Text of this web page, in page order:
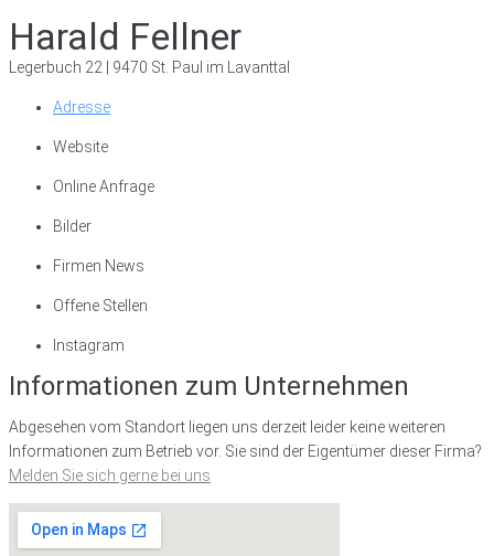
Harald Fellner
Legerbuch 22 | 9470 St. Paul im Lavanttal
Adresse
Website
Online Anfrage
Bilder
Firmen News
Offene Stellen
Instagram
Informationen zum Unternehmen
Abgesehen vom Standort liegen uns derzeit leider keine weiteren
Informationen zum Betrieb vor. Sie sind der Eigentümer dieser Firma?
Melden Sie sich gerne bei uns